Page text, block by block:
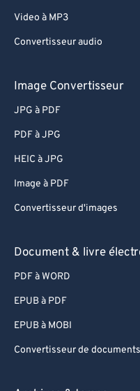
Video à MP3
Convertisseur audio
Image Convertisseur
JPG à PDF
PDF à JPG
HEIC à JPG
Image à PDF
Convertisseur d'images
Document & livre
PDF à WORD
EPUB à PDF
EPUB à MOBI
Convertisseur de documents